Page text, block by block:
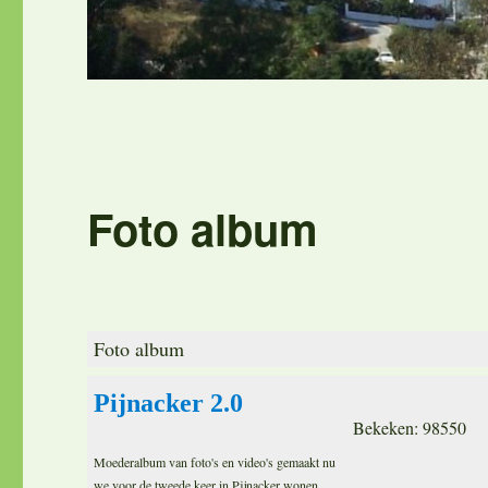
Foto album
Foto album
Pijnacker 2.0
Moederalbum van foto's en video's gemaakt nu
Bekeken: 98550